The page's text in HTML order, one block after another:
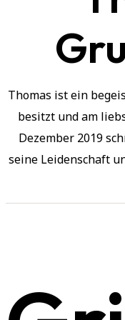
Thomas ist ein
besitzt und am
Dezember 2019
seine Leidenschaft